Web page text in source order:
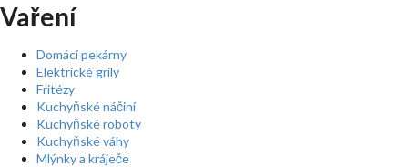
Vaření
Domácí pekárny
Elektrické grily
Fritézy
Kuchyňské náčiní
Kuchyňské roboty
Kuchyňské váhy
Mlýnky a kráječe